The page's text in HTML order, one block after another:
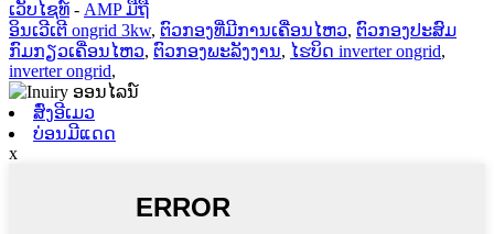
ເວັບໄຊທ໌ - AMP ມືຖື
ອິນເວີເຕີ ongrid 3kw, ຕົວກອງທີ່ມີການເຄື່ອນໄຫວ, ຕົວກອງປະສົມ
ກົມກຽວເຄື່ອນໄຫວ, ຕົວກອງພະລັງງານ, ໄຮບິດ inverter ongrid,
inverter ongrid,
ສົ່ງອີເມວ
ບ່ອນມີແດດ
x